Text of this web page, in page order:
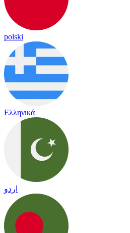
polski
Ελληνικά
اردو